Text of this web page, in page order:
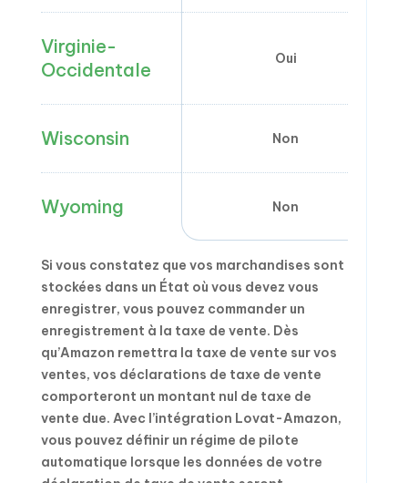
Virginie-
Occidentale
Oui
Wisconsin Non
Wyoming Non
Si vous constatez que vos marchandises sont
stockées dans un État où vous devez vous
enregistrer, vous pouvez commander un
enregistrement à la taxe de vente. Dès
qu’Amazon remettra la taxe de vente sur vos
ventes, vos déclarations de taxe de vente
comporteront un montant nul de taxe de
vente due. Avec l’intégration Lovat-Amazon,
vous pouvez définir un régime de pilote
automatique lorsque les données de votre